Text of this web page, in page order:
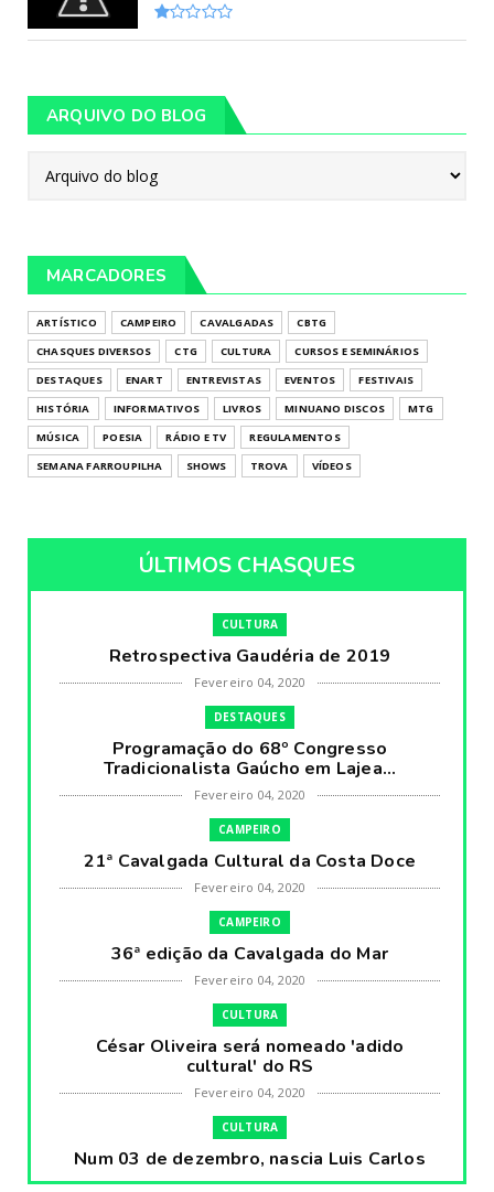
ARQUIVO DO BLOG
MARCADORES
ARTÍSTICO CAMPEIRO CAVALGADAS
CBTG
CHASQUES DIVERSOS
CTG CULTURA
CURSOS E SEMINÁRIOS
DESTAQUES
ENART ENTREVISTAS EVENTOS
FESTIVAIS
HISTÓRIA
INFORMATIVOS LIVROS MINUANO DISCOS
MTG
MÚSICA
POESIA RÁDIO E TV
REGULAMENTOS
SEMANA FARROUPILHA
SHOWS TROVA VÍDEOS
ÚLTIMOS CHASQUES
CULTURA
Retrospectiva Gaudéria de 2019
Fevereiro 04, 2020
DESTAQUES
Programação do 68º Congresso
Tradicionalista Gaúcho em Lajea...
Fevereiro 04, 2020
CAMPEIRO
21ª Cavalgada Cultural da Costa Doce
Fevereiro 04, 2020
CAMPEIRO
36ª edição da Cavalgada do Mar
Fevereiro 04, 2020
CULTURA
César Oliveira será nomeado 'adido
cultural' do RS
Fevereiro 04, 2020
CULTURA
Num 03 de dezembro, nascia Luis Carlos
Prestes, o Cavaleiro ...